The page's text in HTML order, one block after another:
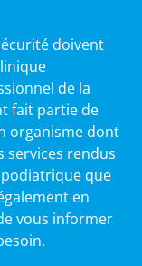
doivent
de la
fait partie de
organisme dont
services rendus
que
en
vous informer